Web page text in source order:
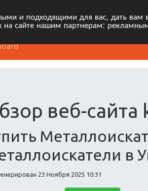
и подходящими для вас, дать вам
сайте нашим партнерам:
веб-сайта
в
23 Ноября 2025 10:31